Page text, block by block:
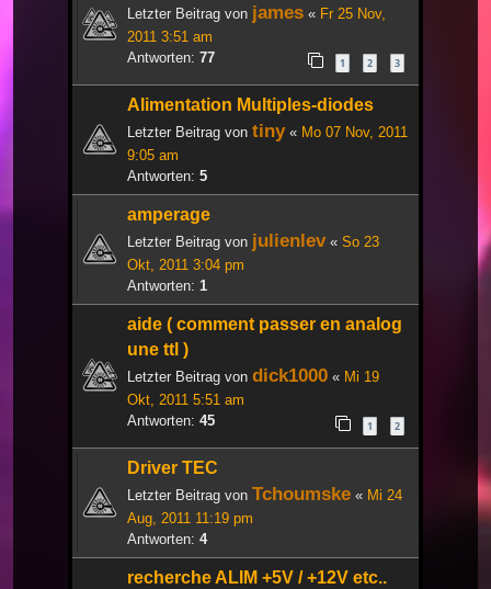
Letzter Beitrag von james « Fr 25 Nov,
2011 3:51 am
Antworten: 77 1 2 3
Alimentation Multiples-diodes
Letzter Beitrag von tiny« Mo 07 Nov, 2011
9:05 am
Antworten: 5
amperage
Letzter Beitrag von julienlev« So 23
Okt, 2011 3:04 pm
Antworten: 1
aide ( comment passer en analog
une ttl )
Letzter Beitrag von dick1000 « Mi 19
Okt, 2011 5:51 am
Antworten: 45 1 2
Driver TEC
Letzter Beitrag von Tchoumske « Mi 24
Aug, 2011 11:19 pm
Antworten: 4
recherche ALIM +5V / +12V etc..